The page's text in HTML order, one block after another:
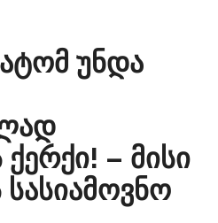
უნდა
– მისი